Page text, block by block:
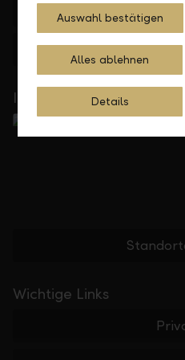
+423
Feedback
In Ihrer Nähe
Wichtige Links
Auswahl bestätigen
Alles ablehnen
Details